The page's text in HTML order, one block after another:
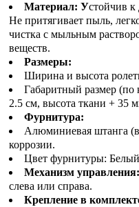
Материал: Устойчив
Не притягивает пыль,
чистка с мыльным
веществ.
Размеры:
Ширина и высота
Габаритный размер
2.5 см, высота ткани + 35
Фурнитура:
Алюминиевая штанга
коррозии.
Цвет фурнитуры:
Механизм управления:
слева или справа.
Крепление в